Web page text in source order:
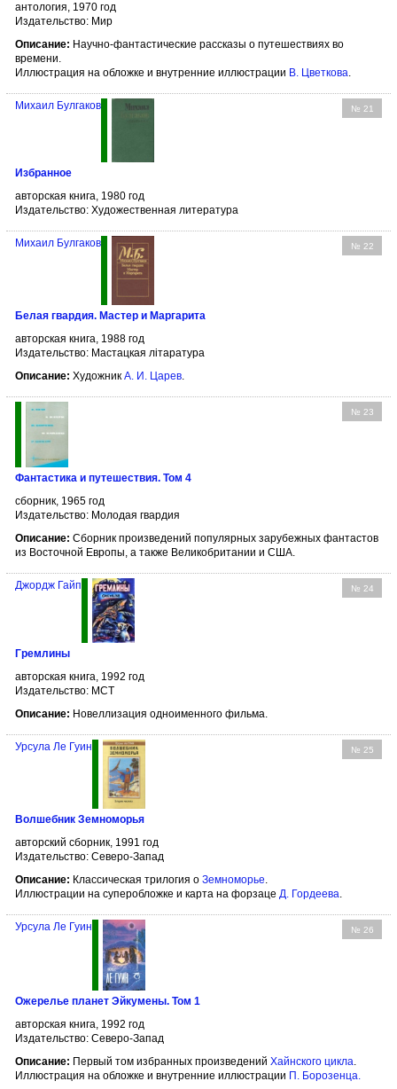
антология, 1970 год
Издательство: Мир
Описание: Научно-фантастические рассказы о путешествиях во
времени.
Иллюстрация на обложке и внутренние иллюстрации В. Цветкова.
№ 21
Михаил Булгаков
Избранное
авторская книга, 1980 год
Издательство: Художественная литература
№ 22
Михаил Булгаков
Белая гвардия. Мастер и Маргарита
авторская книга, 1988 год
Издательство: Мастацкая літаратура
Описание: Художник А. И. Царев.
№ 23
Фантастика и путешествия. Том 4
сборник, 1965 год
Издательство: Молодая гвардия
Описание: Сборник произведений популярных зарубежных фантастов
из Восточной Европы, а также Великобритании и США.
№ 24
Джордж Гайп
Гремлины
авторская книга, 1992 год
Издательство: МСТ
Описание: Новеллизация одноименного фильма.
№ 25
Урсула Ле Гуин
Волшебник Земноморья
авторский сборник, 1991 год
Издательство: Северо-Запад
Описание: Классическая трилогия о Земноморье.
Иллюстрации на суперобложке и карта на форзаце Д. Гордеева.
№ 26
Урсула Ле Гуин
Ожерелье планет Эйкумены. Том 1
авторская книга, 1992 год
Издательство: Северо-Запад
Описание: Первый том избранных произведений Хайнского цикла.
Иллюстрация на обложке и внутренние иллюстрации П. Борозенца.